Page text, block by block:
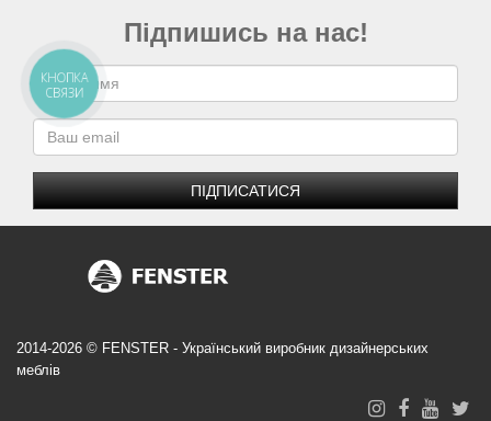
Підпишись на нас!
ПІДПИСАТИСЯ
2014-2026 © FENSTER - Український виробник дизайнерських
меблів
КНОПКА
СВЯЗИ